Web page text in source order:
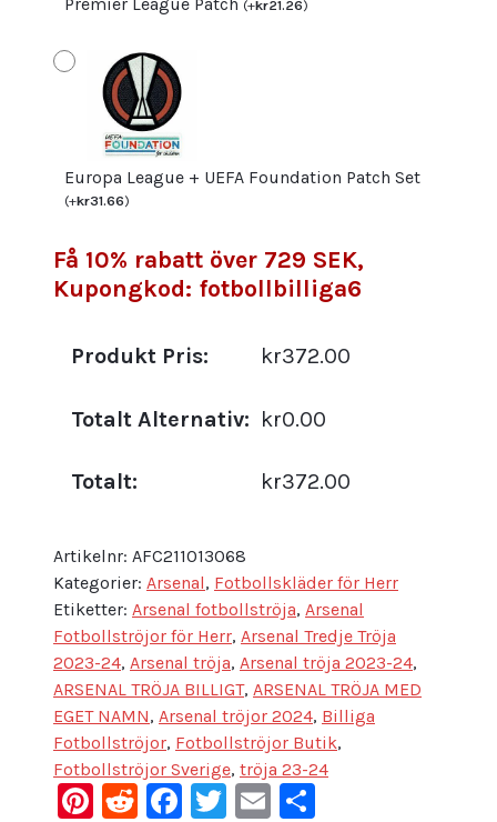
(+kr21.26)
Europa League + UEFA Foundation Patch Set
(+kr31.66)
Få 10% rabatt över 729 SEK,
Kupongkod: fotbollbilliga6
Produkt Pris: kr372.00
Totalt Alternativ: kr0.00
Totalt: kr372.00
Artikelnr: AFC211013068
Kategorier: Arsenal, Fotbollskläder för Herr
Etiketter: Arsenal fotbollströja, Arsenal
Fotbollströjor för Herr, Arsenal Tredje Tröja
2023-24, Arsenal tröja, Arsenal tröja 2023-24,
ARSENAL TRÖJA BILLIGT, ARSENAL TRÖJA MED
EGET NAMN, Arsenal tröjor 2024, Billiga
Fotbollströjor, Fotbollströjor Butik,
Fotbollströjor Sverige, tröja 23-24
Pinterest
Reddit
Facebook
Twitter
Email